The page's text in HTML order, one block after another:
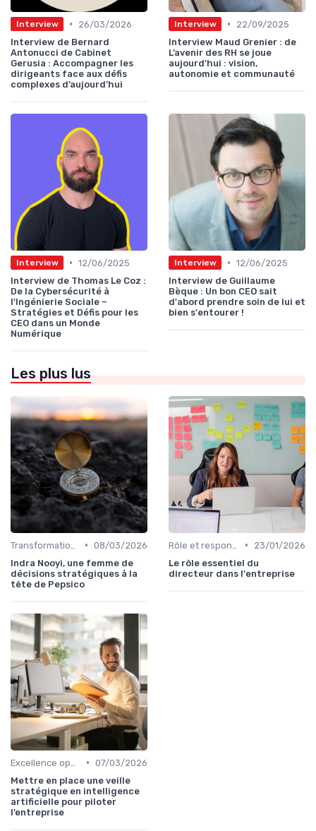
Interview •
26/03/2026
Interview de Bernard
Antonucci de Cabinet
Gerusia : Accompagner les
dirigeants face aux défis
complexes d’aujourd’hui
Interview •
22/09/2025
Interview Maud Grenier : de
L’avenir des RH se joue
aujourd'hui : vision,
autonomie et communauté
Interview • 12/06/2025
Interview de Thomas Le Coz :
De la Cybersécurité à
l'Ingénierie Sociale –
Stratégies et Défis pour les
CEO dans un Monde
Numérique
Interview • 12/06/2025
Interview de Guillaume
Bèque : Un bon CEO sait
d'abord prendre soin de lui et
bien s'entourer !
Les plus lus
• 08/03/2026
Indra Nooyi, une femme de
décisions stratégiques à la
tête de Pepsico
•
23/01/2026
Le rôle essentiel du
directeur dans l'entreprise
• 07/03/2026
Mettre en place une veille
stratégique en intelligence
artificielle pour piloter
l’entreprise